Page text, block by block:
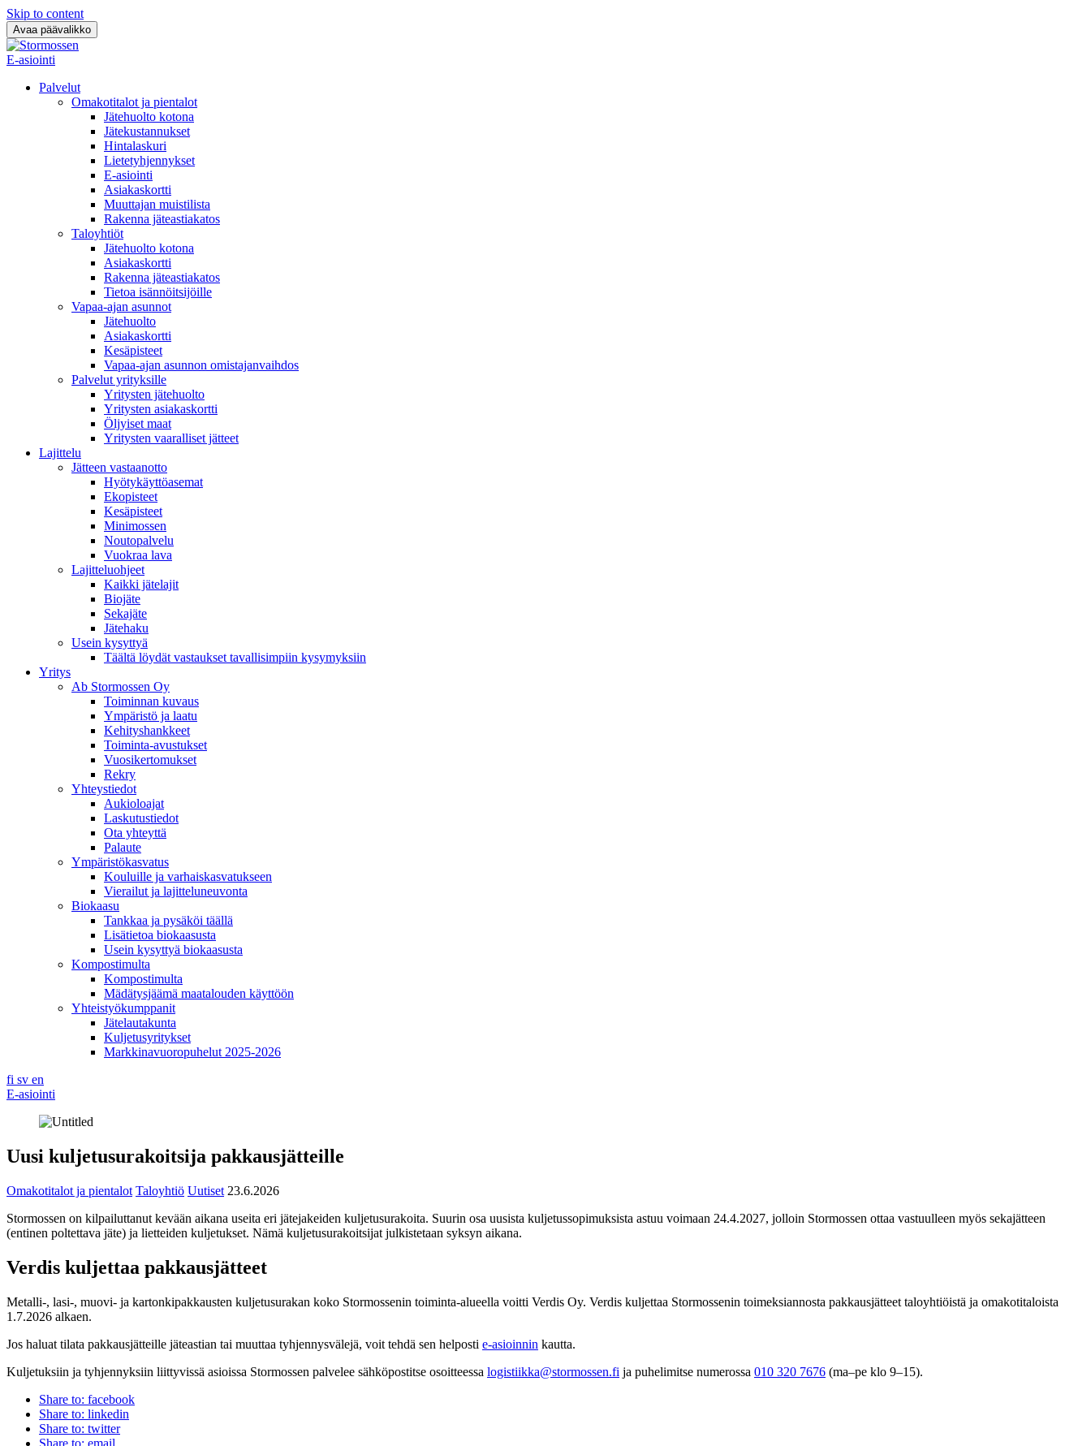
Skip to content
Avaa päävalikko
E-asiointi
Palvelut
Omakotitalot ja pientalot
Jätehuolto kotona
Jätekustannukset
Hintalaskuri
Lietetyhjennykset
E-asiointi
Asiakaskortti
Muuttajan muistilista
Rakenna jäteastiakatos
Taloyhtiöt
Jätehuolto kotona
Asiakaskortti
Rakenna jäteastiakatos
Tietoa isännöitsijöille
Vapaa-ajan asunnot
Jätehuolto
Asiakaskortti
Kesäpisteet
Vapaa-ajan asunnon omistajanvaihdos
Palvelut yrityksille
Yritysten jätehuolto
Yritysten asiakaskortti
Öljyiset maat
Yritysten vaaralliset jätteet
Lajittelu
Jätteen vastaanotto
Hyötykäyttöasemat
Ekopisteet
Kesäpisteet
Minimossen
Noutopalvelu
Vuokraa lava
Lajitteluohjeet
Kaikki jätelajit
Biojäte
Sekajäte
Jätehaku
Usein kysyttyä
Täältä löydät vastaukset tavallisimpiin kysymyksiin
Yritys
Ab Stormossen Oy
Toiminnan kuvaus
Ympäristö ja laatu
Kehityshankkeet
Toiminta-avustukset
Vuosikertomukset
Rekry
Yhteystiedot
Aukioloajat
Laskutustiedot
Ota yhteyttä
Palaute
Ympäristökasvatus
Kouluille ja varhaiskasvatukseen
Vierailut ja lajitteluneuvonta
Biokaasu
Tankkaa ja pysäköi täällä
Lisätietoa biokaasusta
Usein kysyttyä biokaasusta
Kompostimulta
Kompostimulta
Mädätysjäämä maatalouden käyttöön
Yhteistyökumppanit
Jätelautakunta
Kuljetusyritykset
Markkinavuoropuhelut 2025-2026
fi sv en
E-asiointi
Uusi kuljetusurakoitsija pakkausjätteille
Omakotitalot ja pientalot Taloyhtiö Uutiset 23.6.2026
Stormossen on kilpailuttanut kevään aikana useita eri jätejakeiden kuljetusurakoita. Suurin osa uusista kuljetussopimuksista astuu voimaan 24.4.2027, jolloin Stormossen ottaa vastuulleen myös sekajätteen
(entinen poltettava jäte) ja lietteiden kuljetukset. Nämä kuljetusurakoitsijat julkistetaan syksyn aikana.
Verdis kuljettaa pakkausjätteet
Metalli-, lasi-, muovi- ja kartonkipakkausten kuljetusurakan koko Stormossenin toiminta-alueella voitti Verdis Oy. Verdis kuljettaa Stormossenin toimeksiannosta pakkausjätteet taloyhtiöistä ja omakotitaloista
1.7.2026 alkaen.
Jos haluat tilata pakkausjätteille jäteastian tai muuttaa tyhjennysvälejä, voit tehdä sen helposti e-asioinnin kautta.
Kuljetuksiin ja tyhjennyksiin liittyvissä asioissa Stormossen palvelee sähköpostitse osoitteessa logistiikka@stormossen.fi ja puhelimitse numerossa 010 320 7676 (ma–pe klo 9–15).
Share to: facebook
Share to: linkedin
Share to: twitter
Share to: email